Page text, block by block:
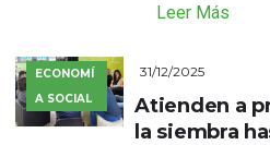
Leer Más
ECONOMÍ
A SOCIAL
31/12/2025
Atienden a
la siembra